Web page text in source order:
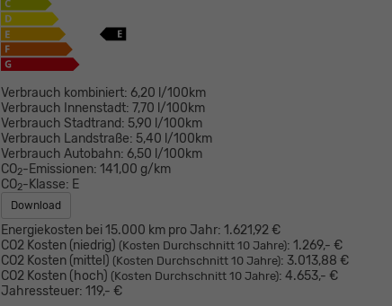
Verbrauch kombiniert: 6,20 l/100km
Verbrauch Innenstadt: 7,70 l/100km
Verbrauch Stadtrand: 5,90 l/100km
Verbrauch Landstraße: 5,40 l/100km
Verbrauch Autobahn: 6,50 l/100km
CO2-Emissionen: 141,00 g/km
CO2-Klasse: E
Download
Energiekosten bei 15.000 km pro Jahr: 1.621,92 €
CO2 Kosten (niedrig) (Kosten Durchschnitt 10 Jahre): 1.269,- €
CO2 Kosten (mittel) (Kosten Durchschnitt 10 Jahre): 3.013,88 €
CO2 Kosten (hoch) (Kosten Durchschnitt 10 Jahre): 4.653,- €
Jahressteuer: 119,- €